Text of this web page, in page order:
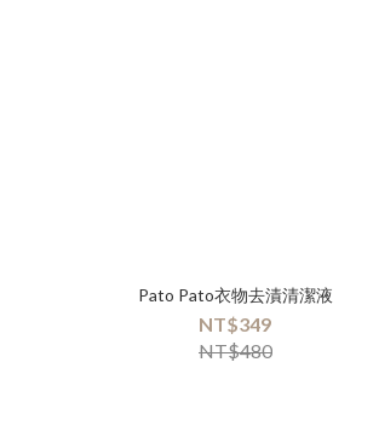
Pato Pato衣物去漬清潔液
NT$349
NT$480